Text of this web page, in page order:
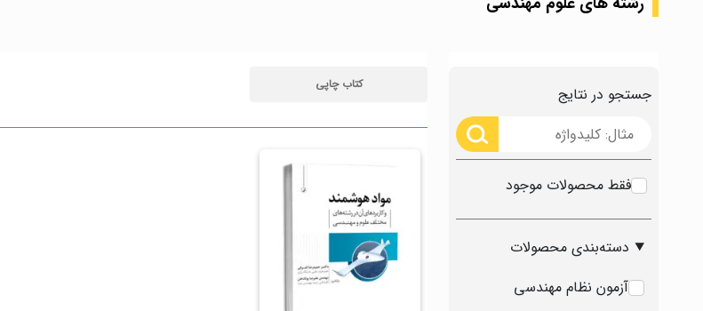
جستجو در نتایج
فقط محصولات موجود
دسته‌بندی محصولات
آزمون نظام مهندسی
کتاب چاپی